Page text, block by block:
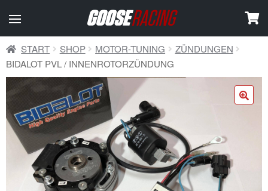
START SHOP MOTOR-TUNING
ZÜNDUNGEN
BIDALOT PVL / INNENROTORZÜNDUNG